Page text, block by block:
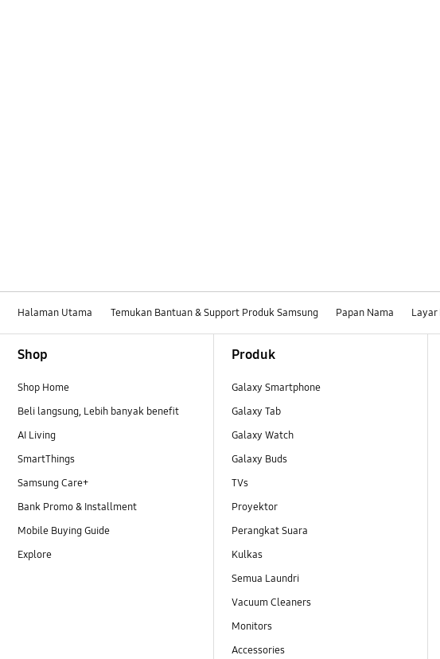
Halaman Utama Temukan Bantuan & Support Produk Samsung Papan Nama
Shop
Shop Home
Beli langsung, Lebih banyak benefit
AI Living
SmartThings
Samsung Care+
Bank Promo & Installment
Mobile Buying Guide
Explore
Produk
Galaxy Smartphone
Galaxy Tab
Galaxy Watch
Galaxy Buds
TVs
Proyektor
Perangkat Suara
Kulkas
Semua Laundri
Vacuum Cleaners
Monitors
Accessories